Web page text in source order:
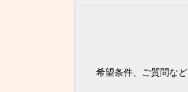
希望条件、ご質問など